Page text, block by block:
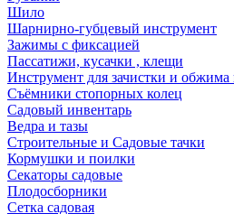
Шило
Шарнирно-губцевый инструмент
Зажимы с фиксацией
Пассатижи, кусачки , клещи
Инструмент для зачистки и обжима
Съёмники стопорных колец
Садовый инвентарь
Ведра и тазы
Строительные и Садовые тачки
Кормушки и поилки
Секаторы садовые
Плодосборники
Сетка садовая